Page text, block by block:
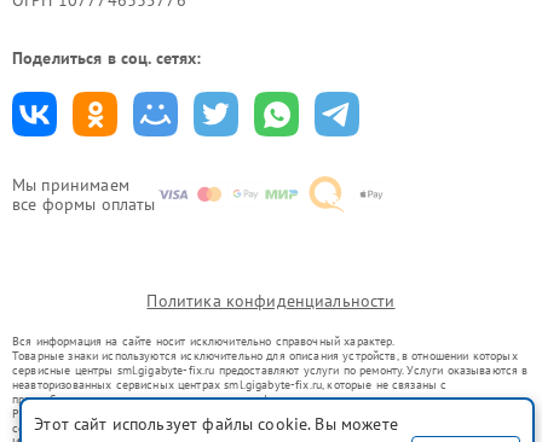
Мы принимаем
все формы оплаты
Поделиться в соц. сетях:
Политика конфиденциальности
Вся информация на сайте носит исключительно справочный характер.
Товарные знаки используются исключительно для описания устройств, в отношении которых
сервисные центры sml.gigabyte-fix.ru предоставляют услуги по ремонту. Услуги оказываются в
неавторизованных сервисных центрах sml.gigabyte-fix.ru, которые не связаны с
правообладателями товарных знаков или их официальными представителями.
Ремонт осуществляется для устройств, уже введенных в гражданский оборот в соответствии
со статьей 1487 ГК РФ.
Этот сайт использует файлы cookie. Вы можете